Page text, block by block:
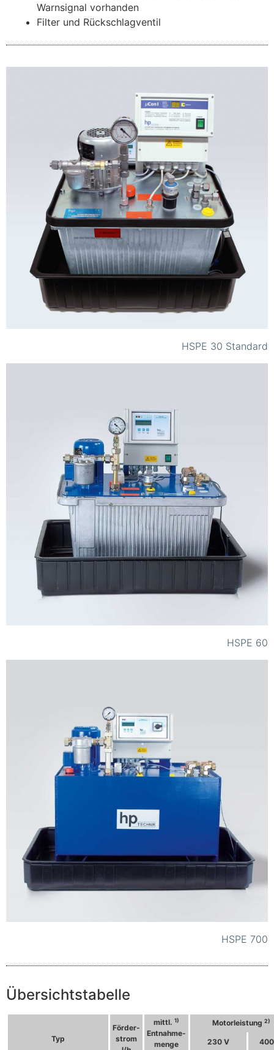
Warnsignal vorhanden
Filter und Rückschlagventil
HSPE 30 Standard
HSPE 60
HSPE 700
Übersichtstabelle
Typ
Förder-
strom
mittl. 1)
Entnahme-
menge
Motorleistung 2)
230 V